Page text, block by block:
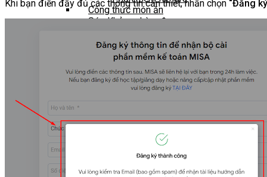
Công thức món ăn
Sức Khỏe – Làm đẹp
Khi bạn điền đầy đủ các thông tin cần thiết, nhấn chọn “Đăng